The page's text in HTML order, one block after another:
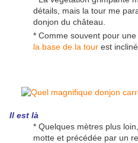
détails, mais la tour me
donjon du château.
* Comme souvent pour
la base de la tour est
Il est là
* Quelques mètres plus
motte et précédée par un